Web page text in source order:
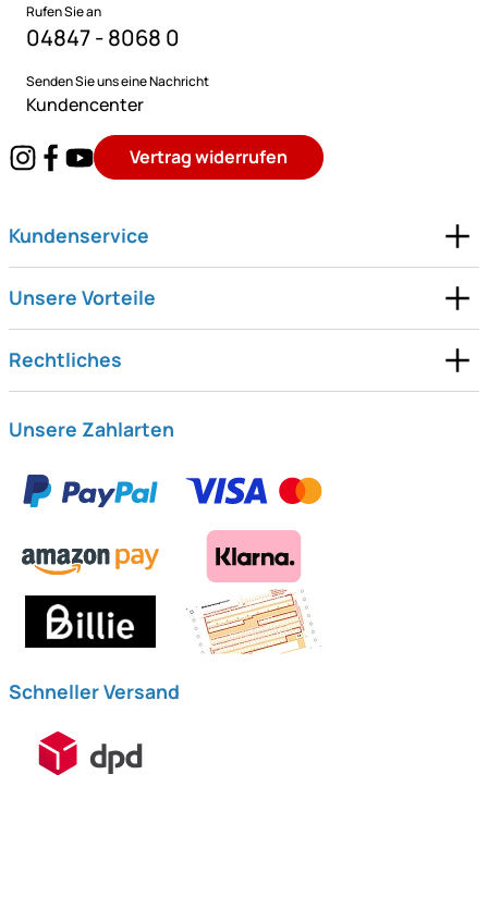
Rufen Sie an
04847 - 8068 0
Senden Sie uns eine Nachricht
Kundencenter
Vertrag widerrufen
Kundenservice
Unsere Vorteile
Rechtliches
Unsere Zahlarten
Schneller Versand